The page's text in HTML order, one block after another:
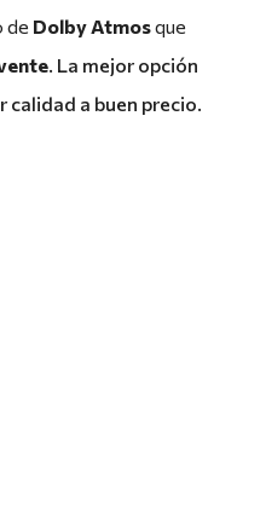
de Dolby Atmosque
. La mejor opción
calidad a buen precio.